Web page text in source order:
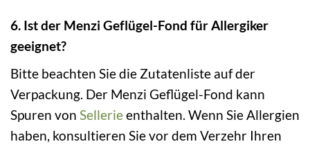
6. Ist der Menzi Geflügel-Fond für Allergiker
geeignet?
Bitte beachten Sie die Zutatenliste auf der
Verpackung. Der Menzi Geflügel-Fond kann
Spuren von Sellerieenthalten. Wenn Sie Allergien
haben, konsultieren Sie vor dem Verzehr Ihren